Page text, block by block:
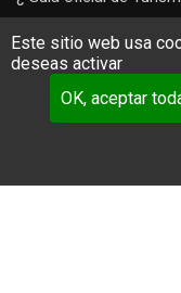
Este sitio web usa
deseas activar
OK, aceptar
Subir una visita y